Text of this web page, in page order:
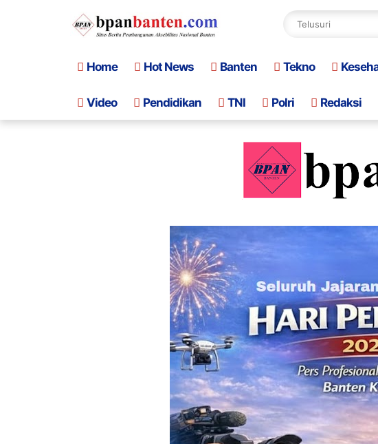
Home Hot News Banten Tekno
Video Pendidikan TNI Polri Redaksi